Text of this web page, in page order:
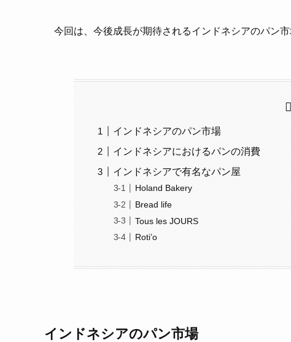
今回は、今後成長が期待されるインドネシアのパン
インドネシアのパン市場
インドネシアにおけるパンの消費
インドネシアで有名なパン屋
Holand Bakery
Bread life
Tous les JOURS
Roti’o
インドネシアのパン市場